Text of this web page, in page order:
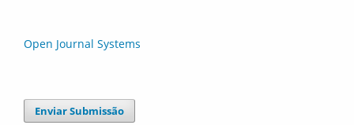
Open Journal Systems
Enviar Submissão